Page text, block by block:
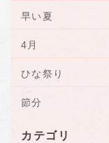
早い夏
4月
ひな祭り
節分
カテゴリ